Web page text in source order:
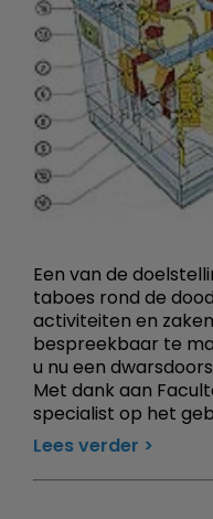
Een van de
taboes rond de
activiteiten en
bespreekbaar te
u nu een
Met dank aan
specialist op het
Lees verder